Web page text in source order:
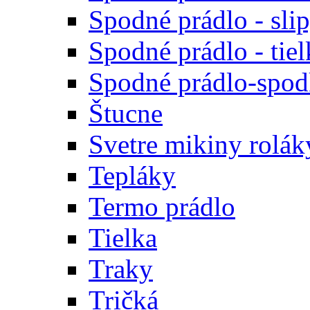
Spodné prádlo -
Spodné prádlo -
Spodné prádlo-
Štucne
Svetre mikiny
Tepláky
Termo prádlo
Tielka
Traky
Tričká